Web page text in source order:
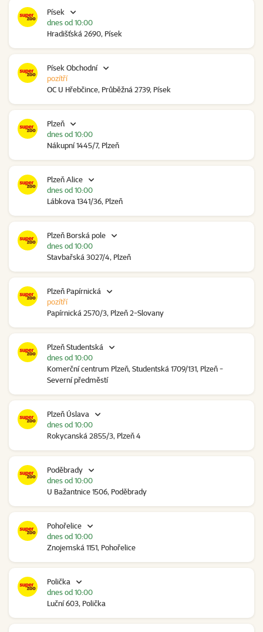
Písek
Hradišťská 2690, Písek
dnes od 10:00
Písek Obchodní
OC U Hřebčince, Průběžná 2739, Písek
pozítří
Plzeň
Nákupní 1445/7, Plzeň
dnes od 10:00
Plzeň Alice
Lábkova 1341/36, Plzeň
dnes od 10:00
Plzeň Borská pole
Stavbařská 3027/4, Plzeň
dnes od 10:00
Plzeň Papírnická
Papírnická 2570/3, Plzeň 2-Slovany
pozítří
Plzeň Studentská
Komerční centrum Plzeň, Studentská 1709/131, Plzeň -
Severní předměstí
dnes od 10:00
Plzeň Úslava
Rokycanská 2855/3, Plzeň 4
dnes od 10:00
Poděbrady
U Bažantnice 1506, Poděbrady
dnes od 10:00
Pohořelice
Znojemská 1151, Pohořelice
dnes od 10:00
Polička
Luční 603, Polička
dnes od 10:00